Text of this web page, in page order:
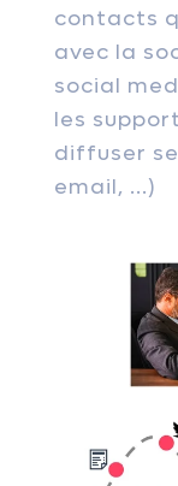
contacts
avec la
social
les
diffuser
email, ...)